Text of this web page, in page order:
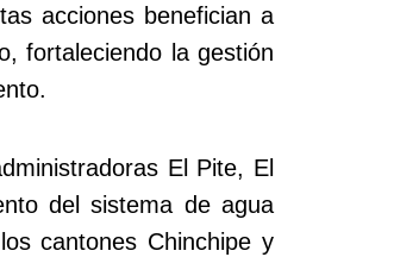
acciones benefician a
fortaleciendo la gestión
El Pite, El
del sistema de agua
cantones Chinchipe y